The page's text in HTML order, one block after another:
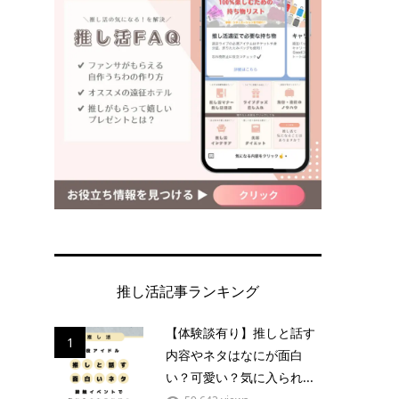
推し活記事ランキング
1
【体験談有り】推しと話す
内容やネタはなにが面白
い？可愛い？気に入られ...